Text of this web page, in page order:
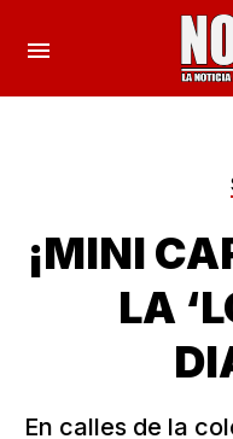
¡MINI
LA
En calles de la